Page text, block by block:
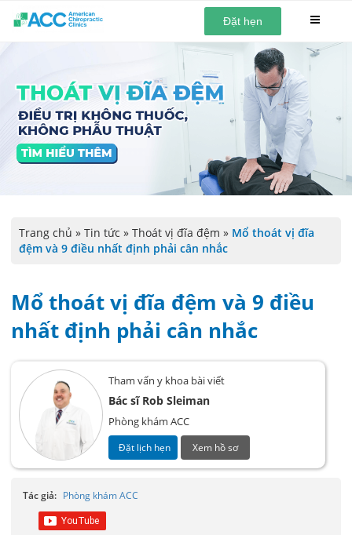
Đặt hẹn
Trang chủ » Tin tức » Thoát vị đĩa đệm » Mổ thoát vị đĩa
đệm và 9 điều nhất định phải cân nhắc
Mổ thoát vị đĩa đệm và 9 điều
nhất định phải cân nhắc
Tham vấn y khoa bài viết
Bác sĩ Rob Sleiman
Phòng khám ACC
Đặt lịch hẹn Xem hồ sơ
Tác giả: Phòng khám ACC